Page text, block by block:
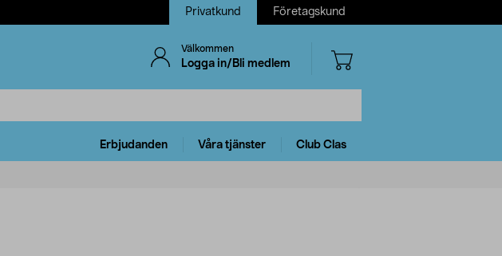
Privatkund Företagskund
Välkommen
Logga in/Bli medlem
Erbjudanden Våra tjänster Club Clas